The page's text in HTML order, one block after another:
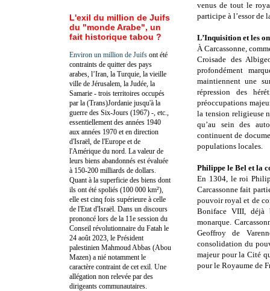
venus de tout le
participe à l’essor de
L’Inquisition et les
À Carcassonne,
Croisade des
profondément
maintiennent une
répression des
préoccupations
la tension religieuse
qu’au sein des
continuent de
populations locales.
Philippe le Bel et la
En 1304, le roi
Carcassonne fait
pouvoir royal et de
Boniface VIII, déjà
monarque.
Geoffroy de
consolidation du
majeur pour la Cité
pour le Royaume de
L'exil du million de Juifs
du "monde Arabe", un
fait historique tabou ?
Environ un million de Juifs ont été
contraints de quitter des pays
arabes, l’Iran, la Turquie, la vieille
ville de Jérusalem, la Judée, la
Samarie - trois territoires occupés
par la (Trans)Jordanie jusqu'à la
guerre des Six-Jours (1967) -, etc.,
essentiellement des années 1940
aux années 1970 et en direction
d'Israël, de l'Europe et de
l'Amérique du nord. La valeur de
leurs biens abandonnés est évaluée
à 150-200 milliards de dollars.
Quant à la superficie des biens dont
ils ont été spoliés (100 000 km²),
elle est cinq fois supérieure à celle
de l'Etat d'Israël. Dans un discours
prononcé lors de la 11e session du
Conseil révolutionnaire du Fatah le
24 août 2023, le Président
palestinien Mahmoud Abbas (Abou
Mazen) a nié notamment le
caractère contraint de cet exil. Une
allégation non relevée par des
dirigeants communautaires.